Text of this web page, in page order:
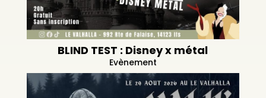
BLIND TEST : Disney x métal
Evènement